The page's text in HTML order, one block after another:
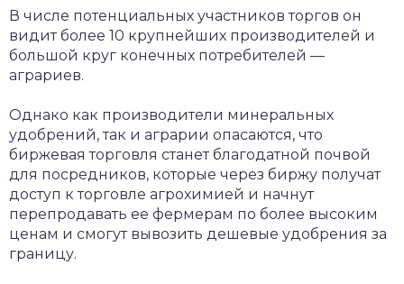
В числе потенциальных участников торгов он
видит более 10 крупнейших производителей и
большой круг конечных потребителей —
аграриев.
Однако как производители минеральных
удобрений, так и аграрии опасаются, что
биржевая торговля станет благодатной почвой
для посредников, которые через биржу получат
доступ к торговле агрохимией и начнут
перепродавать ее фермерам по более высоким
ценам и смогут вывозить дешевые удобрения за
границу.